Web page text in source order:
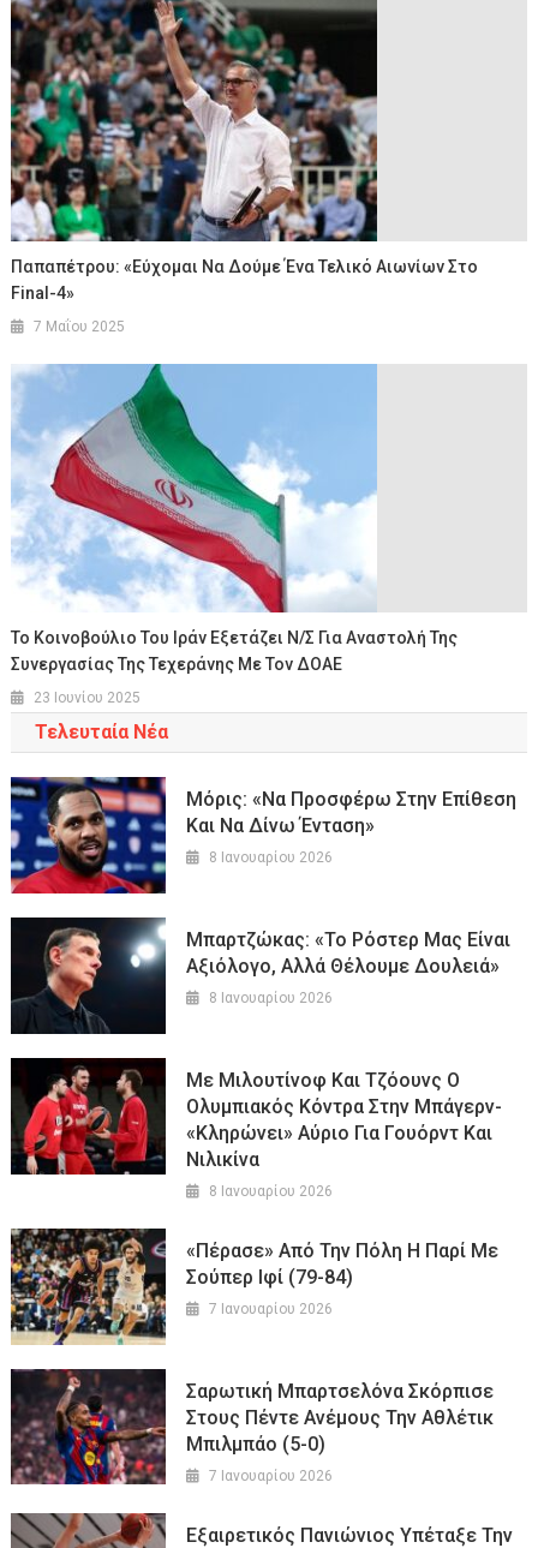
Παπαπέτρου: «Εύχομαι Να Δούμε Ένα Τελικό Αιωνίων Στο
Final-4»
7 Μαΐου 2025
Το Κοινοβούλιο Του Ιράν Εξετάζει Ν/σ Για Αναστολή Της
Συνεργασίας Της Τεχεράνης Με Τον ΔΟΑΕ
23 Ιουνίου 2025
Τελευταία Νέα
Μόρις: «Να Προσφέρω Στην Επίθεση
Και Να Δίνω Ένταση»
8 Ιανουαρίου 2026
Μπαρτζώκας: «Το Ρόστερ Μας Είναι
Αξιόλογο, Αλλά Θέλουμε Δουλειά»
8 Ιανουαρίου 2026
Με Μιλουτίνοφ Και Τζόουνς Ο
Ολυμπιακός Κόντρα Στην Μπάγερν-
«Κληρώνει» Αύριο Για Γουόρντ Και
Νιλικίνα
8 Ιανουαρίου 2026
«Πέρασε» Από Την Πόλη Η Παρί Με
Σούπερ Ιφί (79-84)
7 Ιανουαρίου 2026
Σαρωτική Μπαρτσελόνα Σκόρπισε
Στους Πέντε Ανέμους Την Αθλέτικ
Μπιλμπάο (5-0)
7 Ιανουαρίου 2026
Εξαιρετικός Πανιώνιος Υπέταξε Την